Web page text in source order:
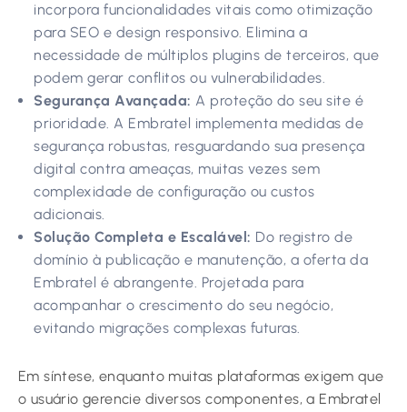
incorpora funcionalidades vitais como otimização
para SEO e design responsivo. Elimina a
necessidade de múltiplos plugins de terceiros, que
podem gerar conflitos ou vulnerabilidades.
Segurança Avançada: A proteção do seu site é
prioridade. A Embratel implementa medidas de
segurança robustas, resguardando sua presença
digital contra ameaças, muitas vezes sem
complexidade de configuração ou custos
adicionais.
Solução Completa e Escalável: Do registro de
domínio à publicação e manutenção, a oferta da
Embratel é abrangente. Projetada para
acompanhar o crescimento do seu negócio,
evitando migrações complexas futuras.
Em síntese, enquanto muitas plataformas exigem que
o usuário gerencie diversos componentes, a Embratel